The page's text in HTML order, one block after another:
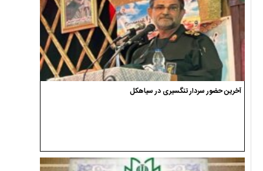
آخرین حضور سردار تنگسیری در سیاهکل